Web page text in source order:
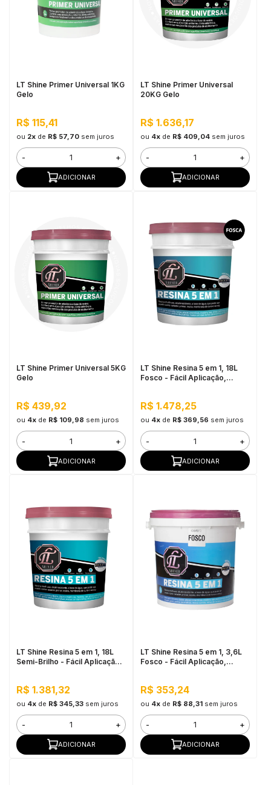
LT Shine Primer Universal 1KG
Gelo
R$ 115,41
ou 2xde R$ 57,70 sem juros
- +
ADICIONAR
LT Shine Primer Universal
20KG Gelo
R$ 1.636,17
ou 4xde R$ 409,04 sem juros
- +
ADICIONAR
LT Shine Primer Universal 5KG
Gelo
R$ 439,92
ou 4xde R$ 109,98 sem juros
- +
ADICIONAR
LT Shine Resina 5 em 1, 18L
Fosco - Fácil Aplicação,
R$ 1.478,25
ou 4xde R$ 369,56 sem juros
- +
ADICIONAR
LT Shine Resina 5 em 1, 18L
Semi-Brilho - Fácil Aplicação,
R$ 1.381,32
ou 4xde R$ 345,33 sem juros
- +
ADICIONAR
LT Shine Resina 5 em 1, 3,6L
Fosco - Fácil Aplicação,
R$ 353,24
ou 4xde R$ 88,31 sem juros
- +
ADICIONAR